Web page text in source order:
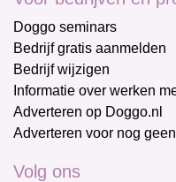
Doggo seminars
Bedrijf gratis aanmelden
Bedrijf wijzigen
Informatie over werken
Adverteren op Doggo.nl
Adverteren voor nog
Volg ons